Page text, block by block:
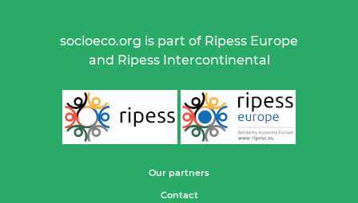
socioeco.org is part of Ripess Europe
and Ripess Intercontinental
Our partners
Contact